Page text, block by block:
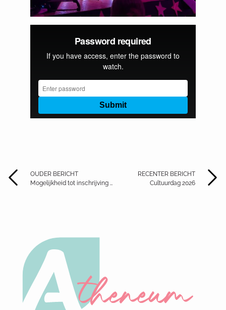
OUDER BERICHT
Mogelijkheid tot inschrijving en rondleidingen op zaterdag 30 mei 2026 en in juli en augustus!
RECENTER BERICHT
Cultuurdag 2026